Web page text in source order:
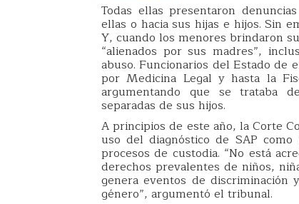
Todas ellas presentaron
ellas o hacia sus hijas e hijos. Sin
Y, cuando los menores brindaron
“alienados por sus madres”,
abuso. Funcionarios del Estado de
por Medicina Legal y hasta la
argumentando que se trataba
separadas de sus hijos.
A principios de este año, la Corte
uso del diagnóstico de SAP
procesos de custodia. “No está
derechos prevalentes de niños,
genera eventos de
género”, argumentó el tribunal.